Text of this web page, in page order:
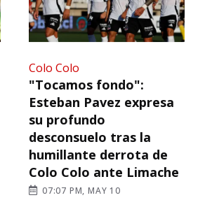
Colo Colo
"Tocamos fondo":
Esteban Pavez expresa
su profundo
desconsuelo tras la
humillante derrota de
Colo Colo ante Limache
07:07 PM, MAY 10